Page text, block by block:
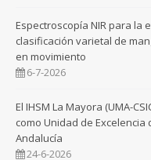
Espectroscopía NIR para la
clasificación varietal de
en movimiento
6-7-2026
El IHSM La Mayora (UMA-
como Unidad de Excelencia
Andalucía
24-6-2026